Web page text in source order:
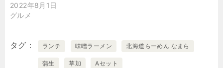
2022年8月1日
グルメ
タグ ランチ 味噌ラーメン 北海道らーめん なまら
蒲生 草加 Aセット